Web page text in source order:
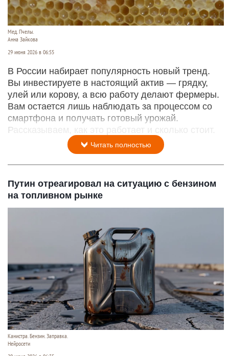
Мед. Пчелы.
Анна Зайкова
29 июня 2026 в 06:55
В России набирает популярность новый тренд.
Вы инвестируете в настоящий актив — грядку,
улей или корову, а всю работу делают фермеры.
Вам остается лишь наблюдать за процессом со
смартфона и получать готовый урожай.
Рассказываем, как это работает и сколько стоит.
Читать полностью
Путин отреагировал на ситуацию с бензином
на топливном рынке
Канистра. Бензин. Заправка.
Нейросети